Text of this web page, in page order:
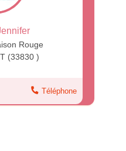
Rouge
(33830 )
Téléphone